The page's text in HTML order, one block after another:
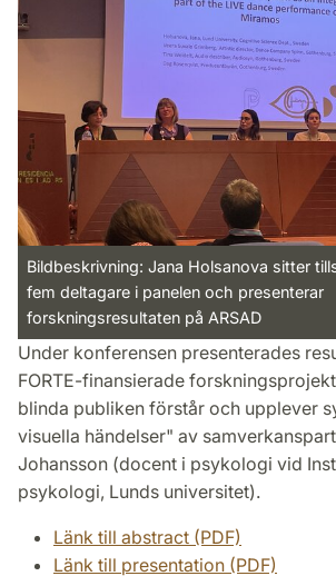
Bildbeskrivning: Jana Holsanova sitter
fem deltagare i panelen och presenterar
forskningsresultaten på ARSAD
Under konferensen presenterades
FORTE-finansierade
blinda publiken förstår och upplever
visuella händelser" av
Johansson (docent i psykologi vid
psykologi, Lunds universitet).
Länk till abstract (PDF)
Länk till presentation (PDF)